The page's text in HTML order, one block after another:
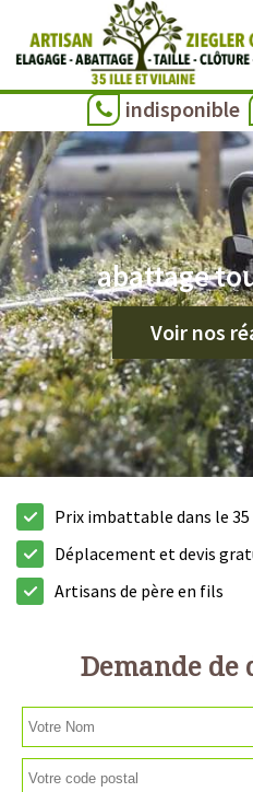
indisponible
abattage
Voir nos
Prix imbattable dans le 35
Déplacement et devis
Artisans de père en fils
Demande